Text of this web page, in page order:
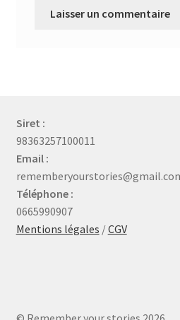
Siret :
98363257100011
Email :
Téléphone :
0665990907
Mentions légales /CGV